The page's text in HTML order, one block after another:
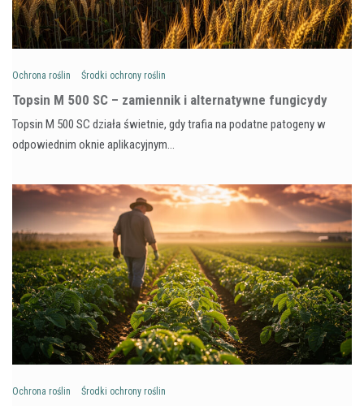
Ochrona roślin Środki ochrony roślin
Topsin M 500 SC – zamiennik i alternatywne fungicydy
Topsin M 500 SC działa świetnie, gdy trafia na podatne patogeny w
odpowiednim oknie aplikacyjnym…
Ochrona roślin Środki ochrony roślin